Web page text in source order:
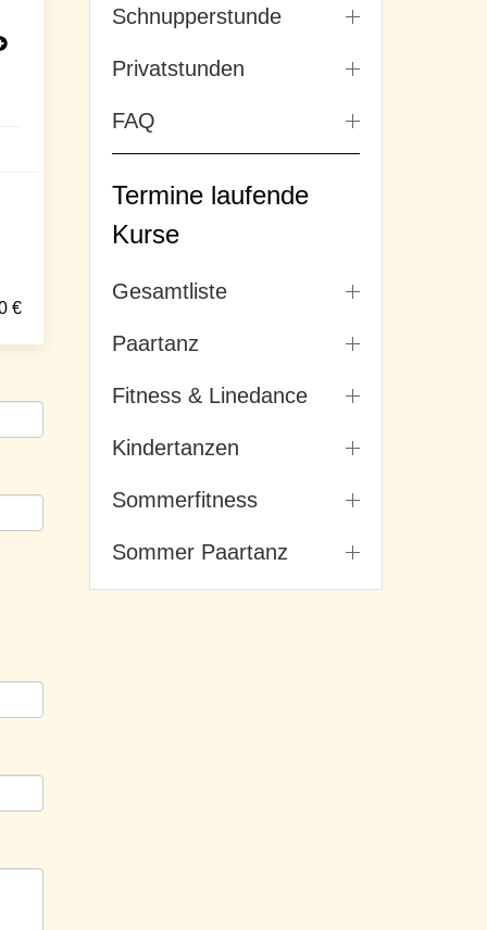
€
Schnupperstunde
Privatstunden
FAQ
Termine laufende
Kurse
Gesamtliste
Paartanz
Fitness & Linedance
Kindertanzen
Sommerfitness
Sommer Paartanz